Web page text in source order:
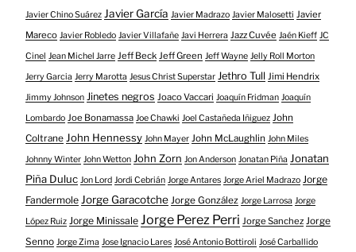
Javier Chino Suárez Javier García Javier Madrazo Javier Malosetti Javier
Mareco Javier Robledo Javier Villafañe Javi Herrera Jazz Cuvée Jaén Kieff JC
Cinel Jean Michel Jarre Jeff Beck Jeff Green Jeff Wayne Jelly Roll Morton
Jerry Garcia Jerry Marotta Jesus Christ Superstar Jethro Tull Jimi Hendrix
Jimmy Johnson Jinetes negros Joaco Vaccari Joaquín Fridman Joaquín
Lombardo Joe Bonamassa Joe Chawki Joel Castañeda Iñiguez John
Coltrane John Hennessy John Mayer John McLaughlin John Miles
Johnny Winter John Wetton John Zorn Jon Anderson Jonatan Piña Jonatan
Piña Duluc Jon Lord Jordi Cebrián Jorge Antares Jorge Ariel Madrazo Jorge
Fandermole Jorge Garacotche Jorge González Jorge Larrosa Jorge
López Ruiz Jorge Minissale Jorge Perez Perri Jorge Sanchez Jorge
Senno Jorge Zima Jose Ignacio Lares José Antonio Bottiroli José Carballido